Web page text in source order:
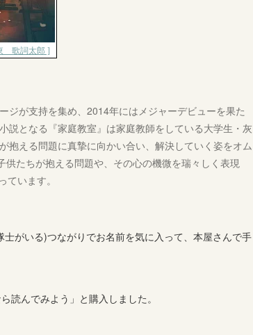
ジが支持を集め、2014年にはメジャーデビューを果た
説となる『家庭教室』は家庭教師をしている大学生・灰
抱える問題に真摯に向かい合い、解決していく姿をオム
たちが抱える問題や、その心の機微を瑞々しく表現
います。
がいる)つながりでお名前を気に入って、本屋さんで手
読んでみよう」と購入しました。